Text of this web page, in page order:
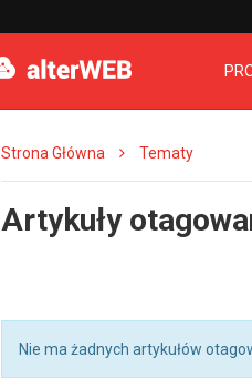
Strona Główna Tematy
Artykuły
Nie ma żadnych artykułów